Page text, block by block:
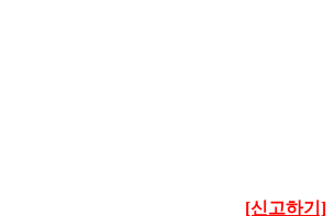
[신고하기]